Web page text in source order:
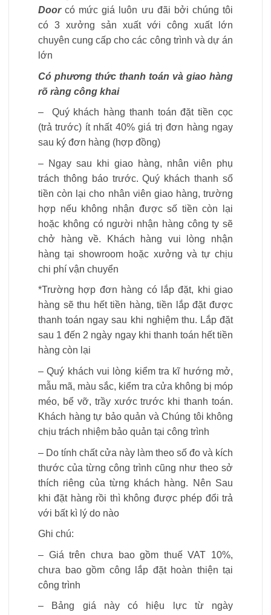
Doorcó mức giá luôn ưu đãi bởi chúng tôi
có 3 xưởng sản xuất với công xuất lớn
chuyên cung cấp cho các công trình và dự án
lớn
Có phương thức thanh toán và giao hàng
rõ ràng công khai
– Quý khách hàng thanh toán đặt tiền cọc
(trả trước) ít nhất 40% giá trị đơn hàng ngay
sau ký đơn hàng (hợp đồng)
– Ngay sau khi giao hàng, nhân viên phụ
trách thông báo trước. Quý khách thanh số
tiền còn lại cho nhân viên giao hàng, trường
hợp nếu không nhận được số tiền còn lại
hoặc không có người nhận hàng công ty sẽ
chở hàng về. Khách hàng vui lòng nhận
hàng tại showroom hoặc xưởng và tự chịu
chi phí vận chuyển
*Trường hợp đơn hàng có lắp đặt, khi giao
hàng sẽ thu hết tiền hàng, tiền lắp đặt được
thanh toán ngay sau khi nghiệm thu. Lắp đặt
sau 1 đến 2 ngày ngay khi thanh toán hết tiền
hàng còn lại
– Quý khách vui lòng kiểm tra kĩ hướng mở,
mẫu mã, màu sắc, kiểm tra cửa không bị móp
méo, bể vỡ, trầy xước trước khi thanh toán.
Khách hàng tự bảo quản và Chúng tôi không
chịu trách nhiệm bảo quản tại công trình
– Do tính chất cửa này làm theo số đo và kích
thước của từng công trình cũng như theo sở
thích riêng của từng khách hàng. Nên Sau
khi đặt hàng rồi thì không được phép đổi trả
với bất kì lý do nào
Ghi chú:
– Giá trên chưa bao gồm thuế VAT 10%,
chưa bao gồm công lắp đặt hoàn thiện tại
công trình
– Bảng giá này có hiệu lực từ ngày